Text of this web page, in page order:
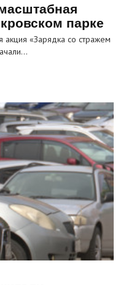
парке
«Зарядка со стражем